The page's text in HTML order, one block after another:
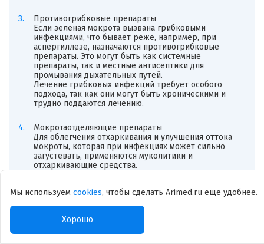
Противогрибковые препараты
Если зеленая мокрота вызвана грибковыми
инфекциями, что бывает реже, например, при
аспергиллезе, назначаются противогрибковые
препараты. Это могут быть как системные
препараты, так и местные антисептики для
промывания дыхательных путей.
Лечение грибковых инфекций требует особого
подхода, так как они могут быть хроническими и
трудно поддаются лечению.
Мокротаотделяющие препараты
Для облегчения отхаркивания и улучшения оттока
мокроты, которая при инфекциях может сильно
загустевать, применяются муколитики и
отхаркивающие средства.
ускорить выздоровление. Также применяются
путей
Мы используем cookies, чтобы сделать Arimed.ru еще удобнее.
Хорошо